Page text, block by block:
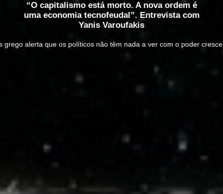
“O capitalismo está morto. A nova ordem é
uma economia tecnofeudal”. Entrevista com
Yanis Varoufakis
grego alerta que os políticos não têm nada a ver com o poder